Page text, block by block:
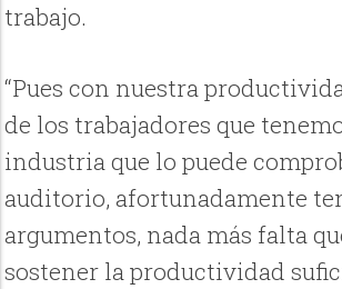
trabajo.
“Pues con nuestra
de los trabajadores que
industria que lo puede
auditorio, afortunadamente
argumentos, nada más falta
sostener la productividad